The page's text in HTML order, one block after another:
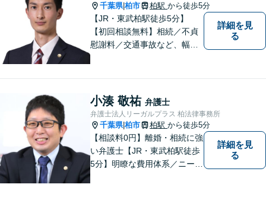
千葉県|柏市 柏駅 から徒歩5分
【JR・東武柏駅徒歩5分】
【初回相談無料】相続／不貞
慰謝料／交通事故など、幅広
しても信頼される弁護士であ
りたい。
詳細を見
る
小湊 敬祐 弁護士
弁護士法人リーガルプラス 柏法律事務所
千葉県|柏市 柏駅 から徒歩5分
【相談料0円】離婚・相続に強
い弁護士【JR・東武柏駅徒歩
5分】明瞭な費用体系／ニーズ
詳細を見
る